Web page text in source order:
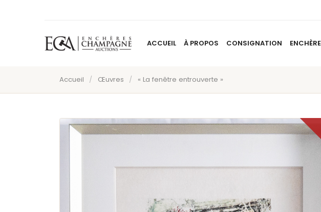
ACCUEIL À PROPOS CONSIGNATION
Accueil / Œuvres / « La fenêtre entrouverte »